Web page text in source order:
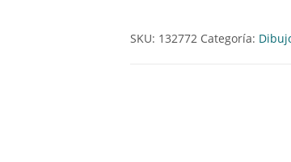
SKU: 132772 Categoría: